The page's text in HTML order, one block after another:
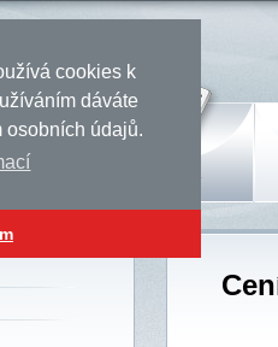
cookies k
dáváte
osobních údajů.
Služby